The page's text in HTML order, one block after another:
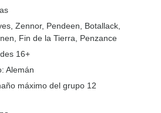
, Zennor, Pendeen , Botallack
, Fin de la Tierra , Penzance
16+
Alemán
máximo del grupo 12